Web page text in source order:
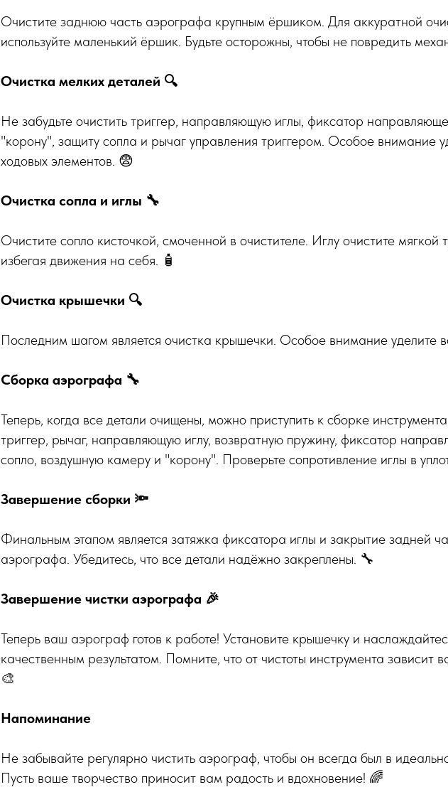
Очистите заднюю часть аэрографа крупным ёршиком. Для аккуратной
используйте маленький ёршик. Будьте осторожны, чтобы не повредить
Очистка мелких деталей 🔍
Не забудьте очистить триггер, направляющую иглы, фиксатор
"корону", защиту сопла и рычаг управления триггером. Особое внимание
ходовых элементов. 😨
Очистка сопла и иглы 🔧
Очистите сопло кисточкой, смоченной в очистителе. Иглу очистите мягкой
избегая движения на себя. 🧴
Очистка крышечки 🔍
Последним шагом является очистка крышечки. Особое внимание уделите
Сборка аэрографа 🔧
Теперь, когда все детали очищены, можно приступить к сборке
триггер, рычаг, направляющую иглу, возвратную пружину, фиксатор
сопло, воздушную камеру и "корону". Проверьте сопротивление иглы в
Завершение сборки 🔦
Финальным этапом является затяжка фиксатора иглы и закрытие задней
аэрографа. Убедитесь, что все детали надёжно закреплены. 🔧
Завершение чистки аэрографа 🎉
Теперь ваш аэрограф готов к работе! Установите крышечку и
качественным результатом. Помните, что от чистоты инструмента зависит
🎨
Напоминание
Не забывайте регулярно чистить аэрограф, чтобы он всегда был в
Пусть ваше творчество приносит вам радость и вдохновение! 🌈